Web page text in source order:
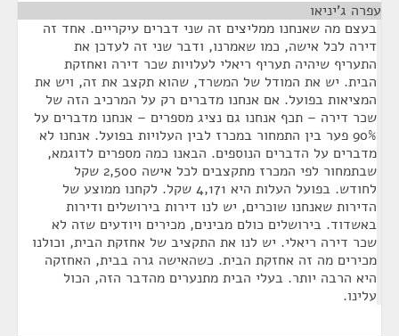
עפרה ג'יניאו
בעצם מה שאנחנו ממליצים זה שני דברים עיקריים. אחד זה
דירה לכל אישה, כמו שאמרנו, ודבר שני זה לעדכן את
התעריף שיהיה תעריף ריאלי לעלויות שכר דירה ואחזקת
הבית. יש את המודל של המשרד, שהוא תקצב את זה, ויש את
המציאות בפועל. אם אנחנו מדברים רק על המרכיב הזה של
שכר דירה – תכף אנחנו גם נציג מספרים – אנחנו מדברים על
90% פער בין התמחור במכרז לבין העלויות בפועל. אנחנו לא
מדברים על הדברים הנוספים. הבאנו כמה מספרים לדוגמא,
שבתמחור לפי המכרז מתקצבים לכל אישה 2,500 שקל
לחודש. בפועל העלות היא 4,171 שקל. לקחנו ממוצע של
הדירות שאנחנו שוכרים, יש לנו דירות בירושלים ודירות
באשדוד. בירושלים כולם מבינים, מכירים ויודעים שזה לא
שכר דירה ריאלי. יש לנו את התקציב של אחזקת הבית, וכולנו
מכירים מה זה אחזקת הבית. כשהאישה גרה בבית, האחזקה
היא הרבה יותר. בעלי הבית מתנערים מהדבר הזה, הכול
עלינו.